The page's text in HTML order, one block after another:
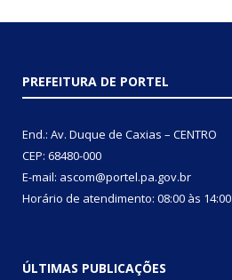
PREFEITURA DE PORTEL
End.: Av. Duque de Caxias – CENTRO
CEP: 68480-000
E-mail: ascom@portel.pa.gov.br
Horário de atendimento: 08:00 às 14:00
ÚLTIMAS PUBLICAÇÕES